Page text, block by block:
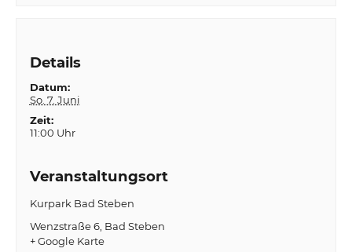
Details
Datum:
So. 7. Juni
Zeit:
11:00 Uhr
Veranstaltungsort
Kurpark Bad Steben
Wenzstraße 6 Bad Steben
+ Google Karte